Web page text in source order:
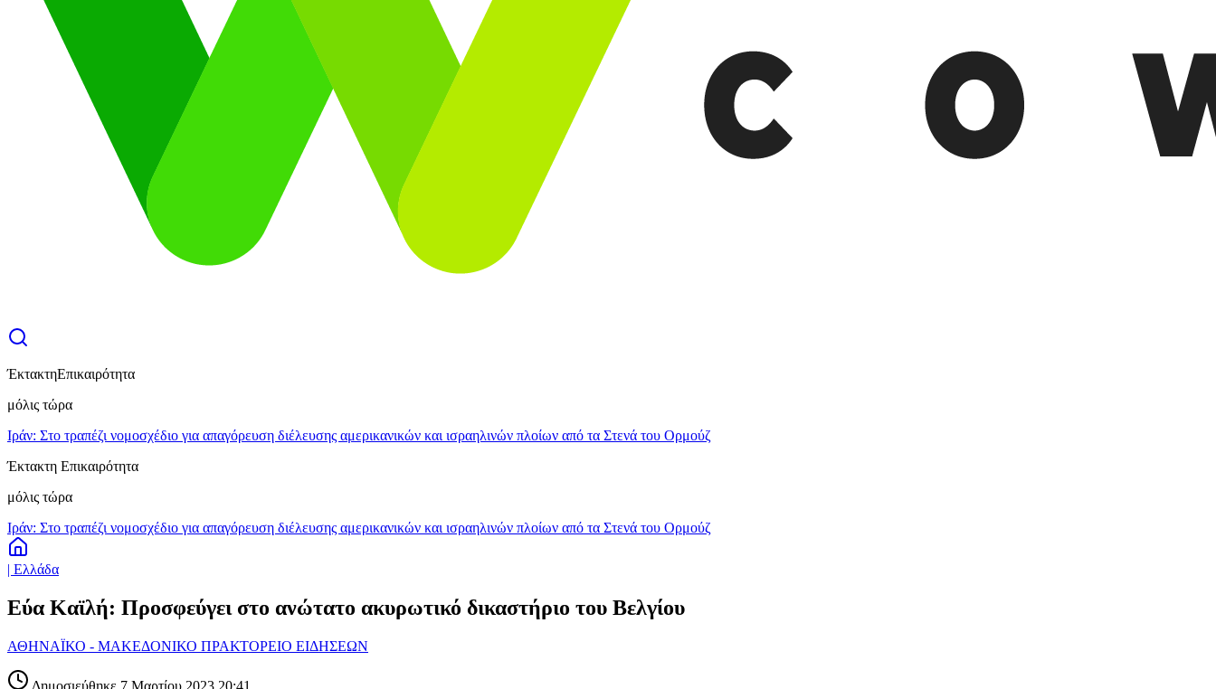
ΈκτακτηΕπικαιρότητα
μόλις τώρα
Ιράν: Στο τραπέζι νομοσχέδιο για απαγόρευση διέλευσης αμερικανικών και ισραηλινών πλοίων από τα Στενά του Ορμούζ
Έκτακτη Επικαιρότητα
μόλις τώρα
Ιράν: Στο τραπέζι νομοσχέδιο για απαγόρευση διέλευσης αμερικανικών και ισραηλινών πλοίων από τα Στενά του Ορμούζ
| Ελλάδα
Εύα Καϊλή: Προσφεύγει στο ανώτατο ακυρωτικό δικαστήριο του Βελγίου
ΑΘΗΝΑΪΚΟ - ΜΑΚΕΔΟΝΙΚΟ ΠΡΑΚΤΟΡΕΙΟ ΕΙΔΗΣΕΩΝ
Δημοσιεύθηκε 7 Μαρτίου 2023 20:41